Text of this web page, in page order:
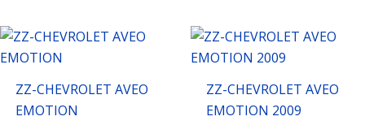
ZZ-CHEVROLET AVEO
EMOTION
ZZ-CHEVROLET AVEO
EMOTION 2009